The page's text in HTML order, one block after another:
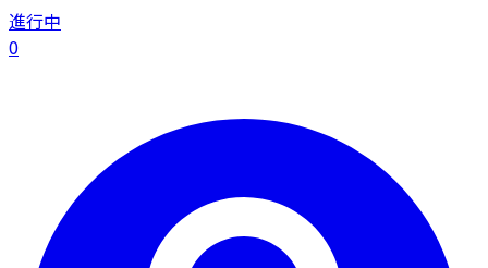
進行中
0